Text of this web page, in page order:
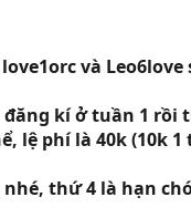
và
kí ở tuần 1
lệ phí là 40k (10k
thứ 4 là hạn